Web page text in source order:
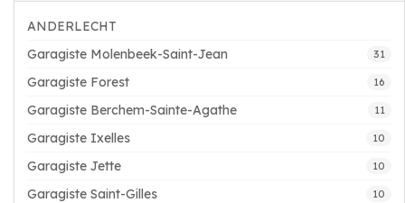
ANDERLECHT
Garagiste Molenbeek-Saint-Jean
31
Garagiste Forest 16
Garagiste Berchem-Sainte-Agathe 11
Garagiste Ixelles 10
Garagiste Jette 10
Garagiste Saint-Gilles 10